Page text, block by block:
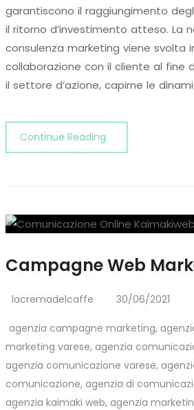
garantiscono il raggiungimento
il ritorno d’investimento atteso. La
consulenza marketing viene svolta
collaborazione con il cliente al fine
il settore d’azione, capirne le
Continue Reading
Campagne Web
lacremadelcaffe 30/06/2021
agenzia campagne marketing,
marketing varese, agenzia
agenzia comunicazione varese,
comunicazione, agenzia di
agenzia kaimaki web, agenzia